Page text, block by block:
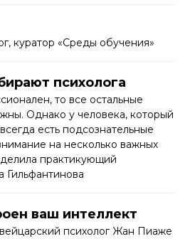
куратор «Среды обучения»
психолога
то все остальные
Однако у человека, который
есть подсознательные
на несколько важных
практикующий
Гильфантинова
ваш интеллект
психолог Жан Пиаже